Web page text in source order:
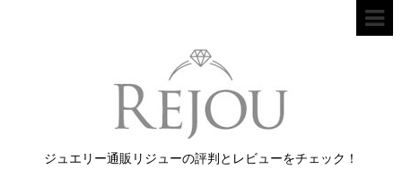
ジュエリー通販リジューの評判とレビューをチェック！